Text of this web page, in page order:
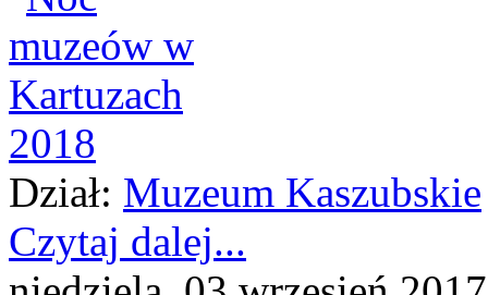
Dział: Muzeum Kaszubskie
Czytaj dalej...